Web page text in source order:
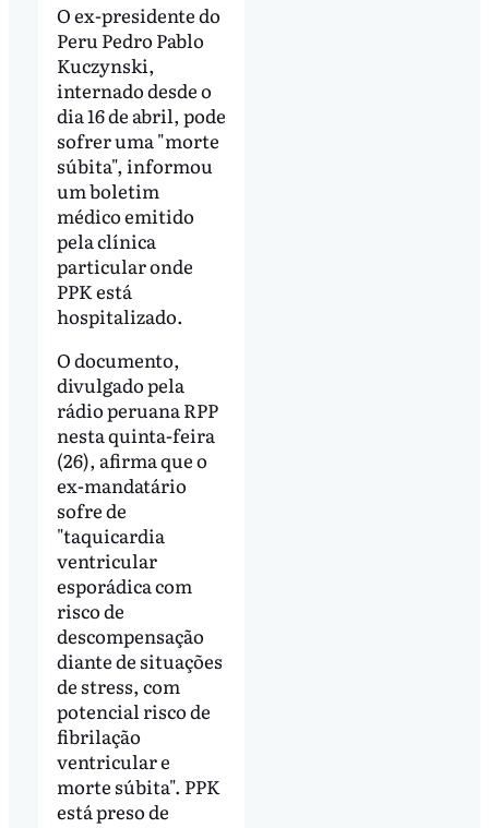
O ex-presidente do
Peru Pedro Pablo
Kuczynski,
internado desde o
dia 16 de abril, pode
sofrer uma "morte
súbita", informou
um boletim
médico emitido
pela clínica
particular onde
PPK está
hospitalizado.
O documento,
divulgado pela
rádio peruana RPP
nesta quinta-feira
(26), afirma que o
ex-mandatário
sofre de
"taquicardia
ventricular
esporádica com
risco de
descompensação
diante de situações
de stress, com
potencial risco de
fibrilação
ventricular e
morte súbita". PPK
está preso de